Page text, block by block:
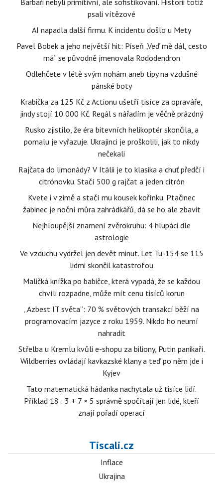
Barbaři nebyli primitivní, ale sofistikovaní. Historii totiž
psali vítězové
AI napadla další firmu. K incidentu došlo u Mety
Pavel Bobek a jeho největší hit: Píseň „Veď mě dál, cesto
má“ se původně jmenovala Rododendron
Odlehčete v létě svým nohám aneb tipy na vzdušné
pánské boty
Krabička za 125 Kč z Actionu ušetří tisíce za opraváře,
jindy stojí 10 000 Kč. Regál s nářadím je věčně prázdný
Rusko zjistilo, že éra bitevních helikoptér skončila, a
pomalu je vyřazuje. Ukrajinci je proškolili, jak to nikdy
nečekali
Rajčata do limonády? V Itálii je to klasika a chuť předčí i
citrónovku. Stačí 500 g rajčat a jeden citrón
Kvete i v zimě a stačí mu kousek kořínku. Ptačinec
žabinec je noční můra zahrádkářů, dá se ho ale zbavit
Nejhloupější znamení zvěrokruhu: 4 hlupáci dle
astrologie
Ve vzduchu vydržel jen devět minut. Let Tu-154 se 115
lidmi skončil katastrofou
Maličká knížka po babičce, která vypadá, že se každou
chvíli rozpadne, může mít cenu tisíců korun
„Azbest IT světa“: 70 % světových transakcí běží na
programovacím jazyce z roku 1959. Nikdo ho neumí
nahradit
Střelba u Kremlu kvůli e-shopu za biliony, Putin panikaří.
Wildberries ovládají kavkazské klany a teď po něm jde i
Kyjev
Tato matematická hádanka nachytala už tisíce lidí.
Příklad 18 : 3 + 7 × 5 správně spočítají jen lidé, kteří
znají pořadí operací
Tiscali.cz
Inflace
Ukrajina